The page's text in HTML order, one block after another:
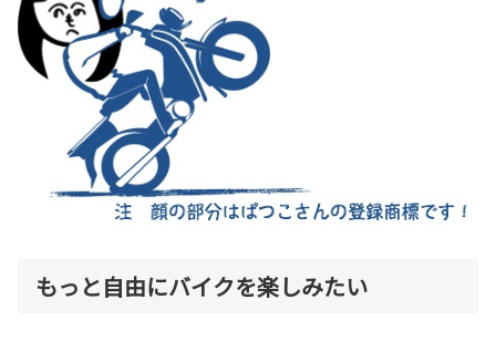
もっと自由にバイクを楽しみたい